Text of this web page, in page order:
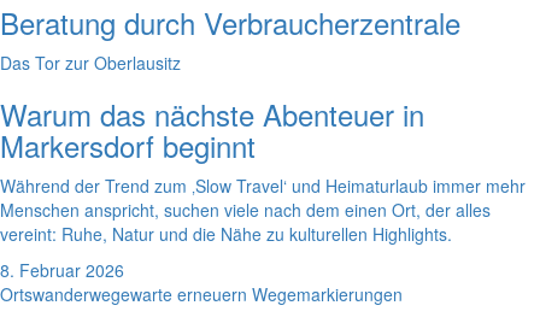
Beratung durch Verbraucherzentrale
Das Tor zur Oberlausitz
Warum das nächste Abenteuer in
Markersdorf beginnt
Während der Trend zum ‚Slow Travel‘ und Heimaturlaub immer mehr
Menschen anspricht, suchen viele nach dem einen Ort, der alles
vereint: Ruhe, Natur und die Nähe zu kulturellen Highlights.
8. Februar 2026
Ortswanderwegewarte erneuern Wegemarkierungen